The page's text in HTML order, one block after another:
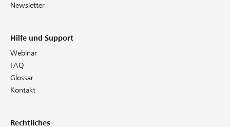
Newsletter
Hilfe und Support
Webinar
FAQ
Glossar
Kontakt
Rechtliches